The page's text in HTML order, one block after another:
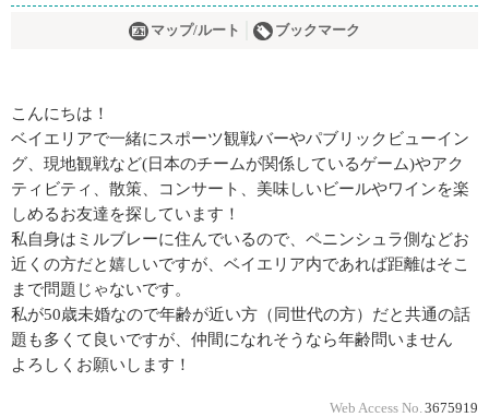
マップ/ルート ブックマーク
こんにちは！
ベイエリアで一緒にスポーツ観戦バーやパブリックビューイン
グ、現地観戦など(日本のチームが関係しているゲーム)やアク
ティビティ、散策、コンサート、美味しいビールやワインを楽
しめるお友達を探しています！
私自身はミルブレーに住んでいるので、ペニンシュラ側などお
近くの方だと嬉しいですが、ベイエリア内であれば距離はそこ
まで問題じゃないです。
私が50歳未婚なので年齢が近い方（同世代の方）だと共通の話
題も多くて良いですが、仲間になれそうなら年齢問いません
よろしくお願いします！
Web Access No. 3675919